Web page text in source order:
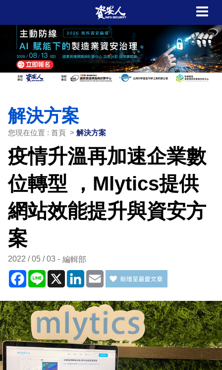
解決方案
您現在位置 : 首頁 > 解決方案
疫情升溫再加速企業數
位轉型 ，Mlytics提供
網站效能提升與資安方
案
2022 / 05 / 03 編輯部
Facebook
Line X LinkedIn
Email